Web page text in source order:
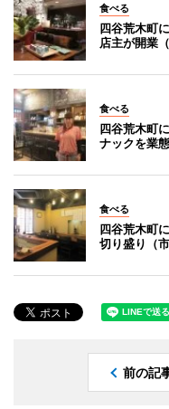
食べる
四谷荒木町
店主が開業
食べる
四谷荒木町
ナックを業
食べる
四谷荒木町
切り盛り（
前の記